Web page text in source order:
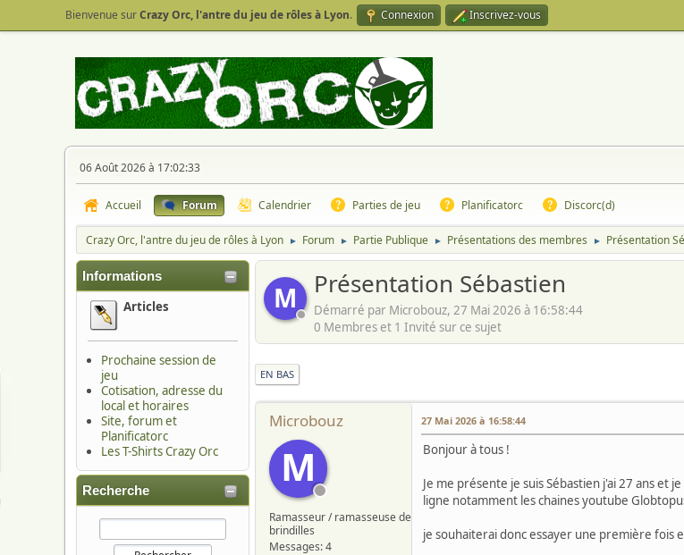
Bienvenue surCrazy Orc, l'antre du jeu de rôles à Lyon. Connexion Inscrivez-vous
06 Août 2026 à 17:02:33
Accueil Forum Calendrier Parties de jeu Planificatorc Discorc(d)
Crazy Orc, l'antre du jeu de rôles à Lyon ► Forum ► Partie Publique ► Présentations des membres ► Présentation
Informations
Articles
Prochaine session de
jeu
Cotisation, adresse du
local et horaires
Site, forum et
Planificatorc
Les T-Shirts Crazy Orc
Recherche
M Présentation Sébastien
Démarré par Microbouz, 27 Mai 2026 à 16:58:44
0 Membres et 1 Invité sur ce sujet
EN BAS
Microbouz
M
Ramasseur / ramasseuse de
brindilles
Messages: 4
27 Mai 2026 à 16:58:44
Bonjour à tous !
Je me présente je suis Sébastien j'ai 27 ans et
ligne notamment les chaines youtube
je souhaiterai donc essayer une première fois